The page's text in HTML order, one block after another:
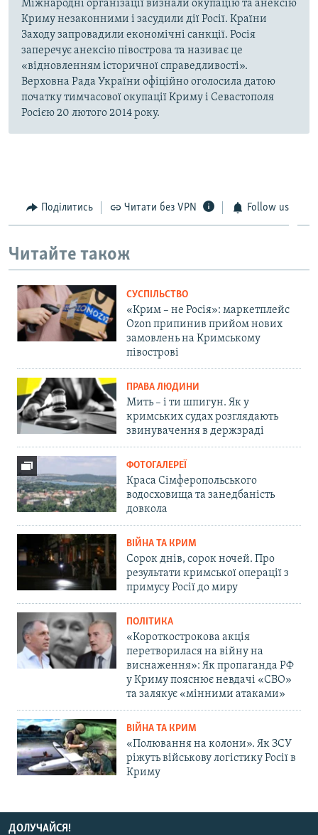
Міжнародні організації визнали окупацію та анексію
Криму незаконними і засудили дії Росії. Країни
Заходу запровадили економічні санкції. Росія
заперечує анексію півострова та називає це
«відновленням історичної справедливості».
Верховна Рада України офіційно оголосила датою
початку тимчасової окупації Криму і Севастополя
Росією 20 лютого 2014 року.
Поділитись Читати без VPN Follow us
Читайте також
СУСПІЛЬСТВО
«Крим – не Росія»: маркетплейс
Ozon припинив прийом нових
замовлень на Кримському
півострові
ПРАВА ЛЮДИНИ
Мить – і ти шпигун. Як у
кримських судах розглядають
звинувачення в держзраді
ФОТОГАЛЕРЕЇ
Краса Сімферопольського
водосховища та занедбаність
довкола
ВІЙНА ТА КРИМ
Сорок днів, сорок ночей. Про
результати кримської операції з
примусу Росії до миру
ПОЛІТИКА
«Короткострокова акція
перетворилася на війну на
виснаження»: Як пропаганда РФ
у Криму пояснює невдачі «СВО»
та залякує «мінними атаками»
ВІЙНА ТА КРИМ
«Полювання на колони». Як ЗСУ
ріжуть військову логістику Росії в
Криму
ДОЛУЧАЙСЯ!